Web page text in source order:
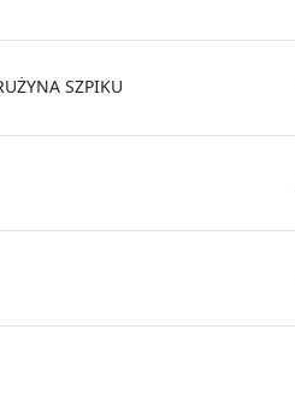
SZPIKU